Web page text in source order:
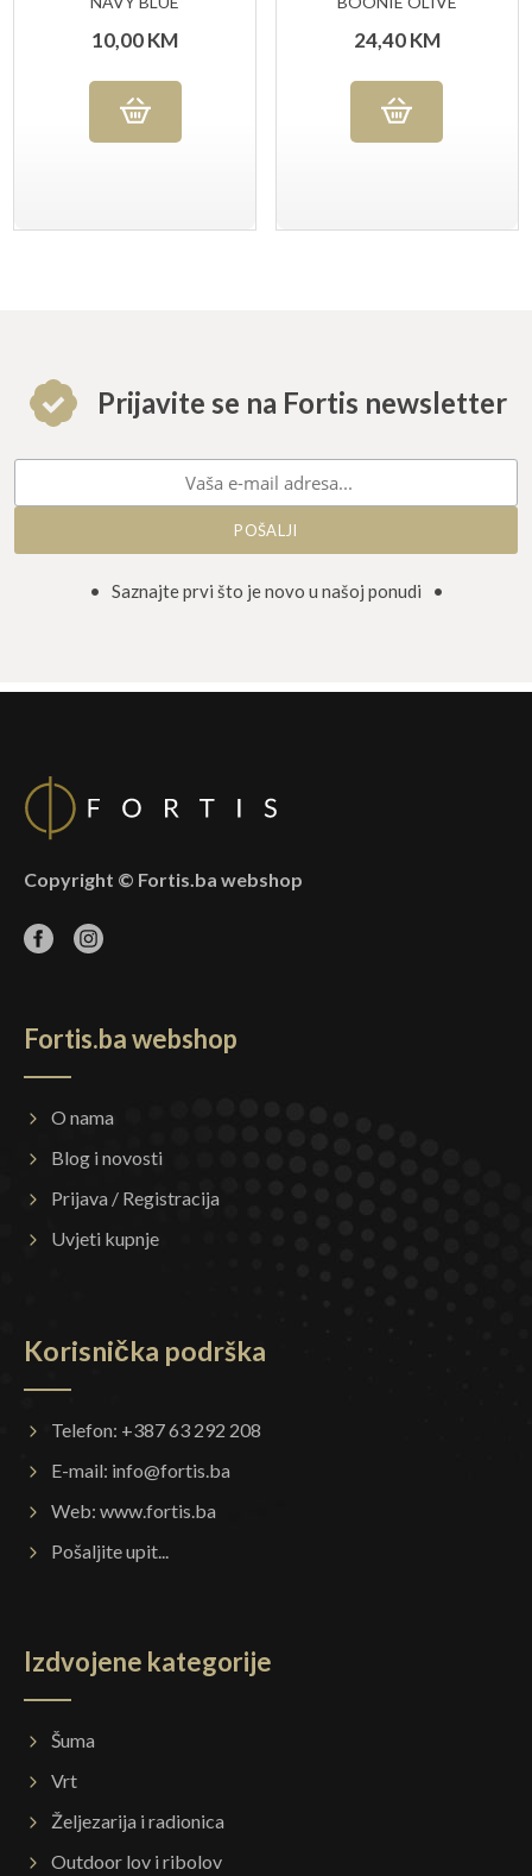
10,00KM 24,40KM
Prijavite se na Fortis newsletter
• Saznajte prvi što je novo u našoj ponudi •
Copyright © Fortis.ba webshop
Fortis.ba webshop
O nama
Blog i novosti
Prijava / Registracija
Uvjeti kupnje
Korisnička podrška
Telefon: +387 63 292 208
E-mail: info@fortis.ba
Web: www.fortis.ba
Pošaljite upit...
Izdvojene kategorije
Šuma
Vrt
Željezarija i radionica
Outdoor lov i ribolov